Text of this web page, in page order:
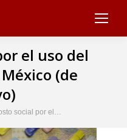
el uso del
(de
social por el…